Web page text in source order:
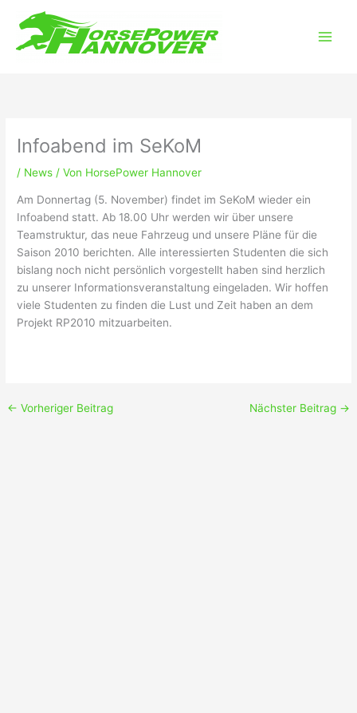
Inhalt
springen
Infoabend im SeKoM
/ News / Von HorsePower Hannover
Am Donnertag (5. November) findet im SeKoM wieder ein
Infoabend statt. Ab 18.00 Uhr werden wir über unsere
Teamstruktur, das neue Fahrzeug und unsere Pläne für die
Saison 2010 berichten. Alle interessierten Studenten die sich
bislang noch nicht persönlich vorgestellt haben sind herzlich
zu unserer Informationsveranstaltung eingeladen. Wir hoffen
viele Studenten zu finden die Lust und Zeit haben an dem
Projekt RP2010 mitzuarbeiten.
← Vorheriger Beitrag Nächster Beitrag →